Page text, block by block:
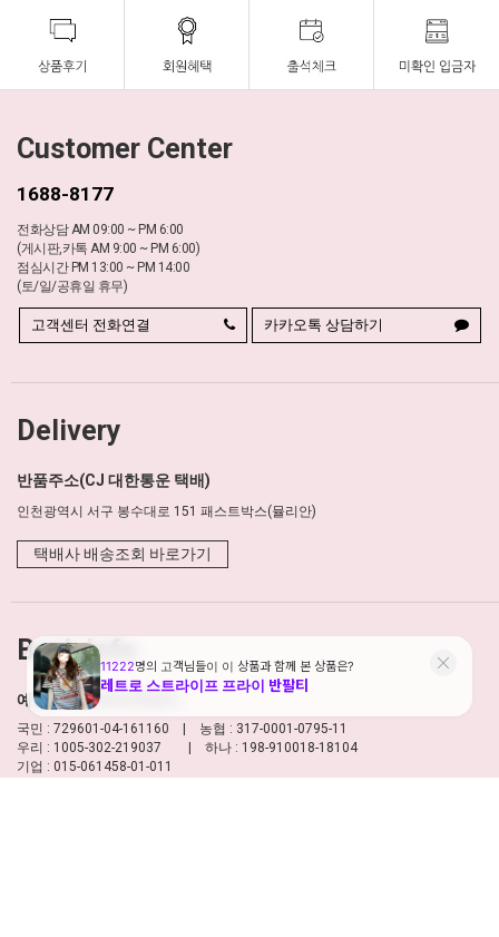
Customer Center
1688-8177
전화상담 AM 09:00 ~ PM 6:00
(게시판,카톡 AM 9:00 ~ PM 6:00)
점심시간 PM 13:00 ~ PM 14:00
(토/일/공휴일 휴무)
고객센터 전화연결 카카오톡 상담하기
Delivery
반품주소(CJ 대한통운 택배)
인천광역시 서구 봉수대로 151 패스트박스(뮬리안)
택배사 배송조회 바로가기
Bank Info
예금주 : (주)캣츠팩토리
국민 : 729601-04-161160 | 농협 : 317-0001-0795-11
우리 : 1005-302-219037 | 하나 : 198-910018-18104
기업 : 015-061458-01-011